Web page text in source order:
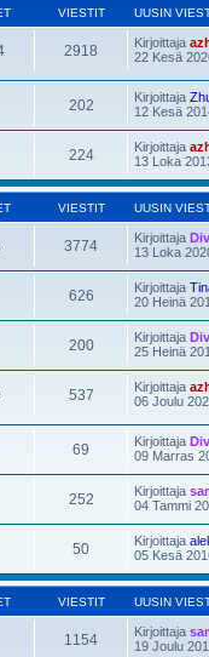
VIESTIT UUSIN
2918 Kirjoittaja
22 Kesä
202 Kirjoittaja
12 Kesä
224 Kirjoittaja
13 Loka
VIESTIT UUSIN
3774 Kirjoittaja
13 Loka
626 Kirjoittaja
20 Heinä
200 Kirjoittaja
25 Heinä
537 Kirjoittaja
06 Joulu
69 Kirjoittaja
09 Marras
252 Kirjoittaja
04 Tammi
50 Kirjoittaja
05 Kesä
VIESTIT UUSIN
1154 Kirjoittaja
19 Joulu